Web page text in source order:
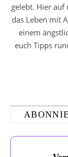
gelebt. Hier auf
das Leben mit
einem
euch Tipps